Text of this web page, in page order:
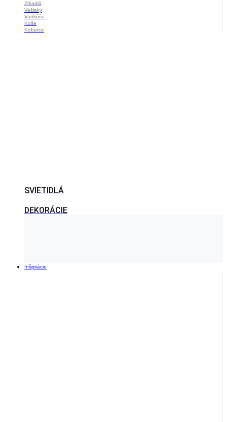
Zrkadlá
Vešiaky
Vankúše
Koše
Koberce
SVIETIDLÁ
DEKORÁCIE
Inšpirácie